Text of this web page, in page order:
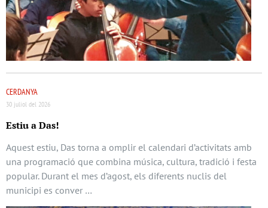
CERDANYA
30 juliol del 2026
Estiu a Das!
Aquest estiu, Das torna a omplir el calendari d’activitats amb
una programació que combina música, cultura, tradició i festa
popular. Durant el mes d’agost, els diferents nuclis del
municipi es conver …